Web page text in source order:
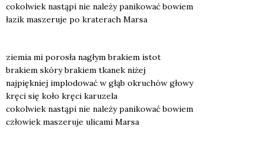
cokol­wiek nastą­pi nie nale­ży pani­ko­wać bowiem
łazik masze­ru­je po kra­te­rach Mar­sa
zie­mia mi poro­sła nagłym bra­kiem istot
bra­kiem skó­ry bra­kiem tka­nek niżej
naj­pięk­niej implo­do­wać w głąb okru­chów gło­wy
krę­ci się koło krę­ci karu­ze­la
cokol­wiek nastą­pi nie nale­ży pani­ko­wać bowiem
czło­wiek masze­ru­je uli­ca­mi Mar­sa